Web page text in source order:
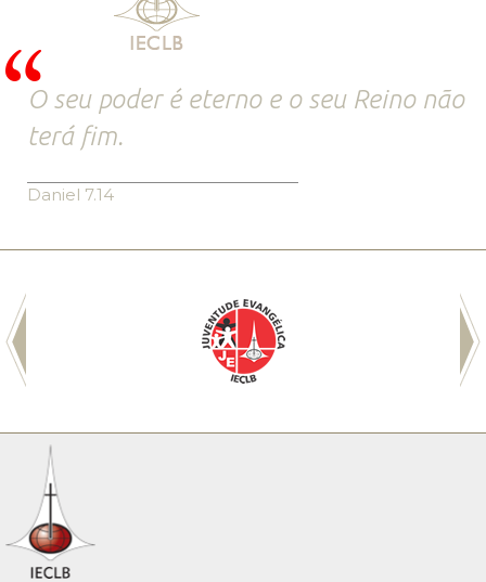
O seu poder é eterno e o seu Reino não
terá fim.
Daniel 7.14